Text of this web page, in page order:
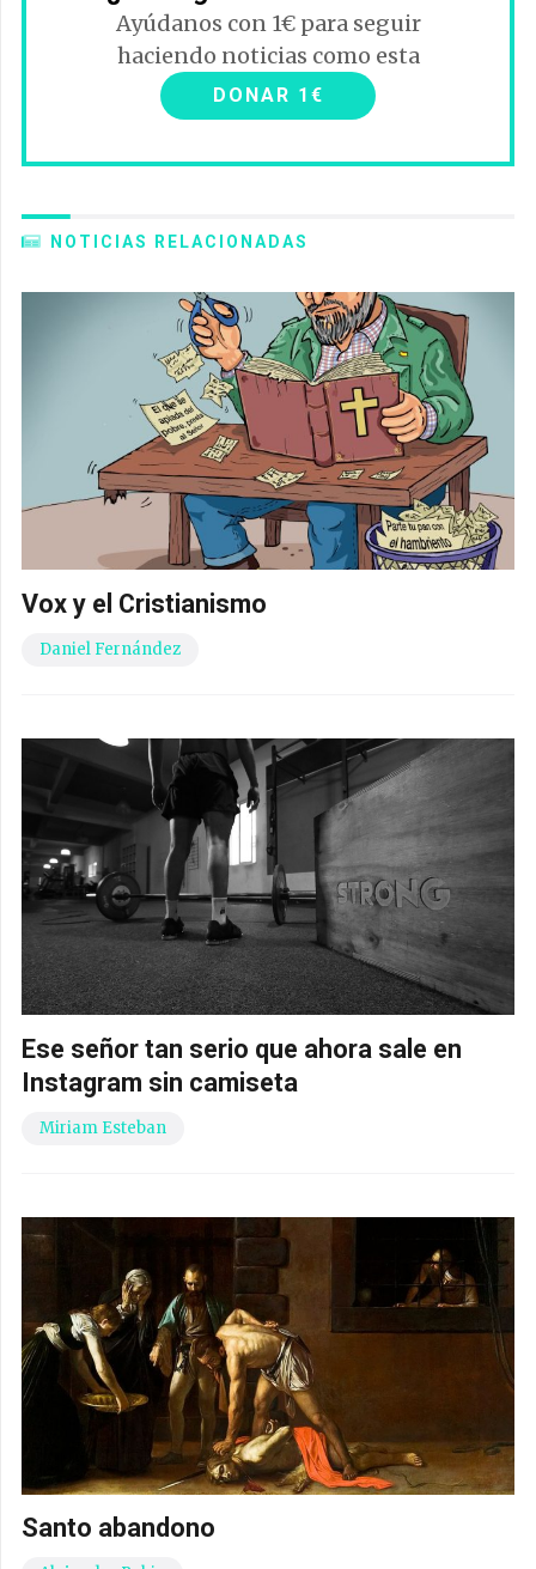
Ayúdanos con 1€ para seguir
haciendo noticias como esta
DONAR 1€
NOTICIAS RELACIONADAS
Vox y el Cristianismo
Daniel Fernández
Ese señor tan serio que ahora sale en
Instagram sin camiseta
Miriam Esteban
Santo abandono